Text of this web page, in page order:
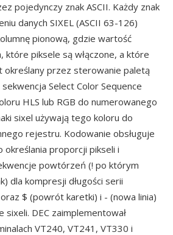
pojedynczy znak ASCII. Każdy znak
danych SIXEL (ASCII 63-126)
pionową, gdzie wartość
które piksele są włączone, a które
określany przez sterowanie paletą
Select Color Sequence
HLS lub RGB do numerowanego
sixel używają tego koloru do
rejestru. Kodowanie obsługuje
proporcji pikseli i
powtórzeń (! po którym
dla kompresji długości serii
$ (powrót karetki) i - (nowa linia)
sixeli. DEC zaimplementował
VT240, VT241, VT330 i